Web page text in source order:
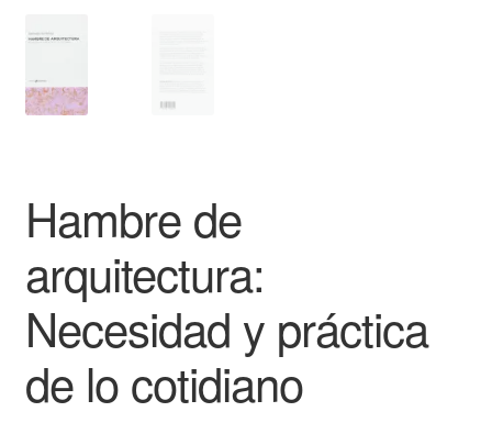
Hambre de
arquitectura:
Necesidad y práctica
de lo cotidiano